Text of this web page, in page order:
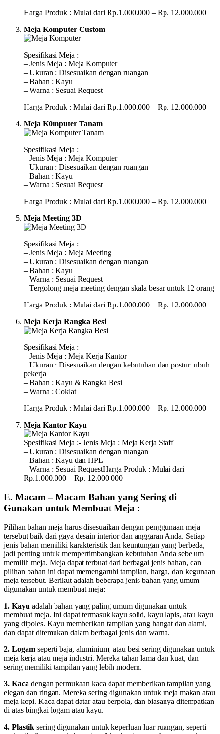
Harga Produk : Mulai dari Rp.1.000.000 – Rp. 12.000.000
Meja Komputer Custom
Spesifikasi Meja :
– Jenis Meja : Meja Komputer
– Ukuran : Disesuaikan dengan ruangan
– Bahan : Kayu
– Warna : Sesuai Request
Harga Produk : Mulai dari Rp.1.000.000 – Rp. 12.000.000
Meja K0mputer Tanam
Spesifikasi Meja :
– Jenis Meja : Meja Komputer
– Ukuran : Disesuaikan dengan ruangan
– Bahan : Kayu
– Warna : Sesuai Request
Harga Produk : Mulai dari Rp.1.000.000 – Rp. 12.000.000
Meja Meeting 3D
Spesifikasi Meja :
– Jenis Meja : Meja Meeting
– Ukuran : Disesuaikan dengan ruangan
– Bahan : Kayu
– Warna : Sesuai Request
– Tergolong meja meeting dengan skala besar untuk 12 orang
Harga Produk : Mulai dari Rp.1.000.000 – Rp. 12.000.000
Meja Kerja Rangka Besi
Spesifikasi Meja :
– Jenis Meja : Meja Kerja Kantor
– Ukuran : Disesuaikan dengan kebutuhan dan postur tubuh
pekerja
– Bahan : Kayu & Rangka Besi
– Warna : Coklat
Harga Produk : Mulai dari Rp.1.000.000 – Rp. 12.000.000
Meja Kantor Kayu
Spesifikasi Meja :- Jenis Meja : Meja Kerja Staff
– Ukuran : Disesuaikan dengan ruangan
– Bahan : Kayu dan HPL
– Warna : Sesuai RequestHarga Produk : Mulai dari
Rp.1.000.000 – Rp. 12.000.000
E. Macam – Macam Bahan yang Sering di
Gunakan untuk Membuat Meja :
Pilihan bahan meja harus disesuaikan dengan penggunaan meja
tersebut baik dari gaya desain interior dan anggaran Anda. Setiap
jenis bahan memiliki karakteristik dan keuntungan yang berbeda,
jadi penting untuk mempertimbangkan kebutuhan Anda sebelum
memilih meja. Meja dapat terbuat dari berbagai jenis bahan, dan
pilihan bahan ini dapat memengaruhi tampilan, harga, dan kegunaan
meja tersebut. Berikut adalah beberapa jenis bahan yang umum
digunakan untuk membuat meja:
1. Kayu adalah bahan yang paling umum digunakan untuk
membuat meja. Ini dapat termasuk kayu solid, kayu lapis, atau kayu
yang dipoles. Kayu memberikan tampilan yang hangat dan alami,
dan dapat ditemukan dalam berbagai jenis dan warna.
2. Logam seperti baja, aluminium, atau besi sering digunakan untuk
meja kerja atau meja industri. Mereka tahan lama dan kuat, dan
sering memiliki tampilan yang lebih modern.
3. Kaca dengan permukaan kaca dapat memberikan tampilan yang
elegan dan ringan. Mereka sering digunakan untuk meja makan atau
meja kopi. Kaca dapat datar atau berpola, dan biasanya ditempatkan
di atas bingkai logam atau kayu.
4. Plastik sering digunakan untuk keperluan luar ruangan, seperti